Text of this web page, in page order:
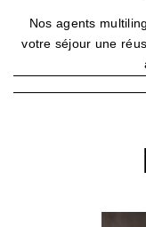
Nos agents
votre séjour une